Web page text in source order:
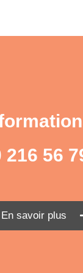
216 56
En savoir plus